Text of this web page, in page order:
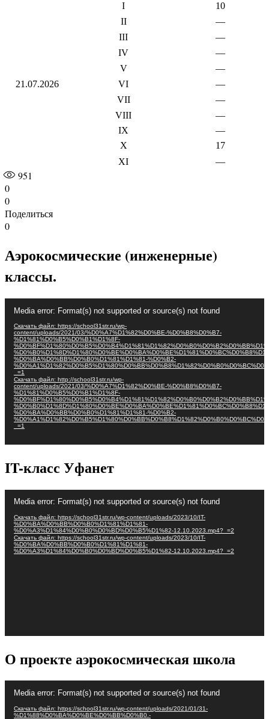
21.07.2026
I
10
II
—
III
—
IV
—
V
—
VI
—
VII
—
VIII
—
IX
—
X
17
XI
—
951
0
0
Поделиться
0
Аэрокосмические (инженерные)
классы.
Media error: Format(s) not supported or source(s) not found
Скачать файл: https://school31str.ru/wp-
content/uploads/2021/03/%D0%A7%D1%82%D0%BE-%D0%B8%D0%B7-
%D1%81%D0%B5%D0%B1%D1%8F-
%D0%BA%D0%BB%D0%B0%D1%81%D1%81-%D0%B2-
_=1
Скачать файл: http://school31str.ru/wp-
content/uploads/2021/03/%D0%A7%D1%82%D0%BE-%D0%B8%D0%B7-
%D1%81%D0%B5%D0%B1%D1%8F-
%D0%BA%D0%BB%D0%B0%D1%81%D1%81-%D0%B2-
_=1
IT-класс Уфанет
Видеоплеер
Media error: Format(s) not supported or source(s) not found
Скачать файл: https://school31str.ru/wp-content/uploads/2023/10/IT-
%D0%BA%D0%BB%D0%B0%D1%81%D1%81-
%D0%A3%D1%84%D0%B0%D0%BD%D0%B5%D1%82-12.10.2023.mp4?_=2
Скачать файл: https://school31str.ru/wp-content/uploads/2023/10/IT-
%D0%BA%D0%BB%D0%B0%D1%81%D1%81-
%D0%A3%D1%84%D0%B0%D0%BD%D0%B5%D1%82-12.10.2023.mp4?_=2
О проекте аэрокосмическая школа
Видеоплеер
Media error: Format(s) not supported or source(s) not found
Скачать файл: https://school31str.ru/wp-content/uploads/2021/01/31-
%D1%88%D0%BA%D0%BE%D0%BB%D0%B0.-